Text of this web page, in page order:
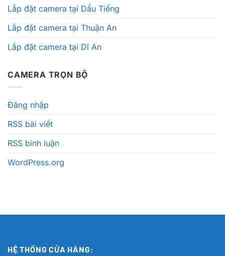
Lắp đặt camera tại Dầu Tiếng
Lắp đặt camera tại Thuận An
Lắp đặt camera tại Dĩ An
CAMERA TRỌN BỘ
Đăng nhập
RSS bài viết
RSS bình luận
WordPress.org
HỆ THỐNG CỬA HÀNG: